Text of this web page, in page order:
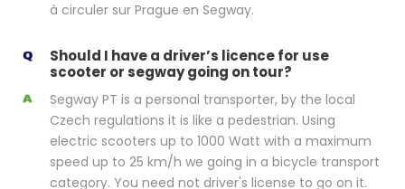
à circuler sur Prague en Segway.
Should I have a driver’s licence for use
scooter or segway going on tour?
Segway PT is a personal transporter, by the local
Czech regulations it is like a pedestrian. Using
electric scooters up to 1000 Watt with a maximum
speed up to 25 km/h we going in a bicycle transport
category. You need not driver's license to go on it.